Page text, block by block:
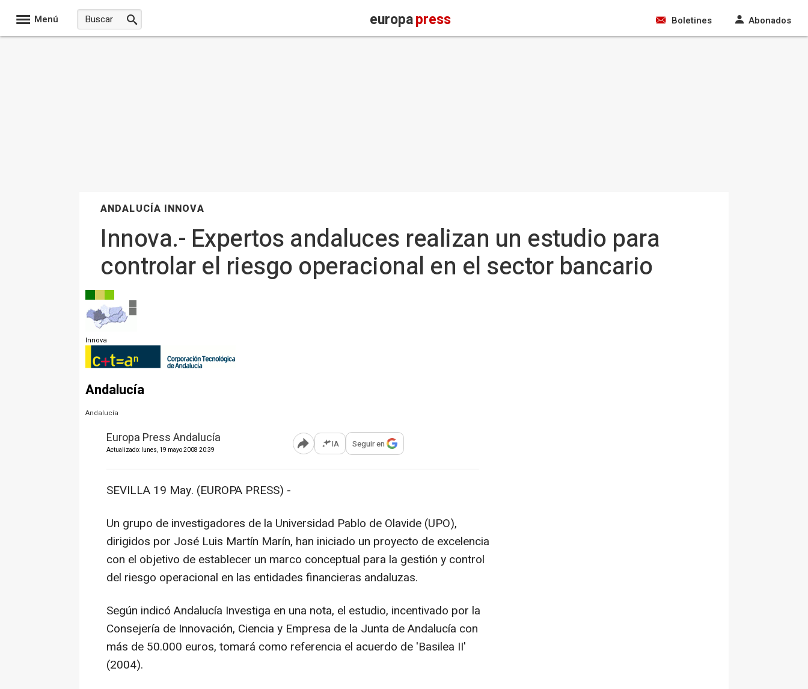
Menú europapress Boletines Abonados
ANDALUCÍA INNOVA
Innova.- Expertos andaluces realizan un estudio para
controlar el riesgo operacional en el sector bancario
Innova
Andalucía
Andalucía
Europa Press Andalucía
Actualizado: lunes, 19 mayo 2008 20:39 Abrir opciones para compartir
IA Seguir en
SEVILLA 19 May. (EUROPA PRESS) -
Un grupo de investigadores de la Universidad Pablo de Olavide (UPO),
dirigidos por José Luis Martín Marín, han iniciado un proyecto de excelencia
con el objetivo de establecer un marco conceptual para la gestión y control
del riesgo operacional en las entidades financieras andaluzas.
Según indicó Andalucía Investiga en una nota, el estudio, incentivado por la
Consejería de Innovación, Ciencia y Empresa de la Junta de Andalucía con
más de 50.000 euros, tomará como referencia el acuerdo de 'Basilea II'
(2004).